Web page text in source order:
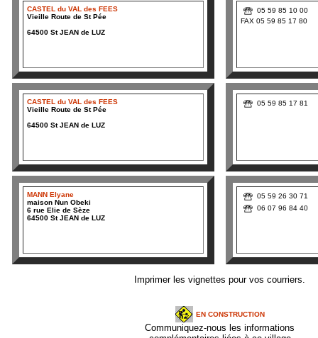
CASTEL du VAL des FEES
Vieille Route de St Pée
64500 St JEAN de LUZ
05 59 85 10 00
FAX 05 59 85 17 80
CASTEL du VAL des FEES
Vieille Route de St Pée
64500 St JEAN de LUZ
05 59 85 17 81
MANN Elyane
maison Nun Obeki
6 rue Elie de Sèze
64500 St JEAN de LUZ
05 59 26 30 71
06 07 96 84 40
Imprimer les vignettes pour vos courriers.
EN CONSTRUCTION
Communiquez-nous les informations